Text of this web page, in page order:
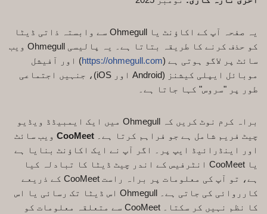
یہ صفحہ آپ کے اکاؤنٹ یا Ohmegull سے وابستہ ذاتی ڈیٹا
کو حذف کرنے کا طریقہ بتاتا ہے۔ یہ پالیسی Ohmegull ویب
سائٹ پر لاگو ہوتی ہے (https://ohmegull.com) اور آفیشل
موبائل ایپلی کیشنز (Android اور iOS)، جنہیں اجتماعی
طور پر "سروس" کہا جاتا ہے۔
براہ کرم نوٹ کریں کہ Ohmegull میں ایک ایمبیڈڈ ویڈیو
چیٹ فریم شامل ہے جو فراہم کرتا ہے۔ CooMeet ویب سائٹ
اور اینڈرائیڈ ایپ پر۔ اگر آپ نے ایک اکاؤنٹ بنایا ہے
یا CooMeet انٹرفیس کے اندر چیٹ ڈیٹا کا تبادلہ کیا
ہے، تو آپ کی معلومات پر براہ راست CooMeet کے ذریعے
کارروائی کی جاتی ہے۔ Ohmegull اس ڈیٹا تک رسائی یا اس
کا نظم نہیں کر سکتا۔ CooMeet سے متعلقہ معلومات کو